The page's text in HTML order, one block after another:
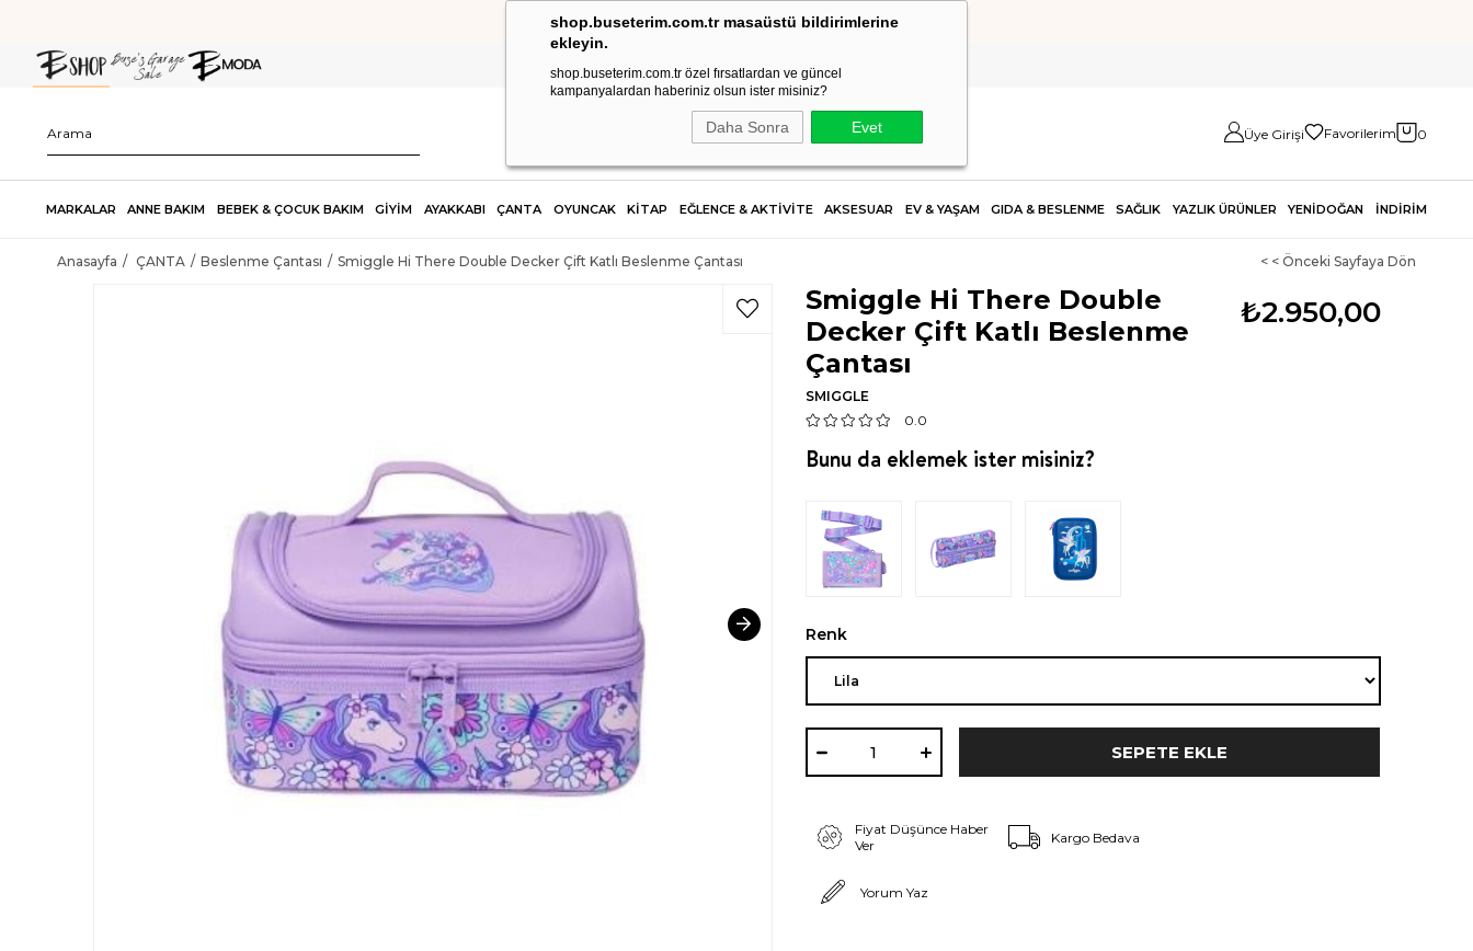
shop.buseterim.com.tr masaüstü bildirimlerine
ekleyin.
shop.buseterim.com.tr özel fırsatlardan ve güncel
kampanyalardan haberiniz olsun ister misiniz?
Daha Sonra Evet
HIZLI KARGO
Üye Girişi Favorilerim 0
MARKALAR ANNE BAKIM BEBEK & ÇOCUK BAKIM GİYİM AYAKKABI ÇANTA OYUNCAK KİTAP EĞLENCE & AKTİVİTE AKSESUAR EV & YAŞAM GIDA & BESLENME SAĞLIK YAZLIK ÜRÜNLER YENİDOĞAN İNDİRİM
Anasayfa ÇANTA Beslenme Çantası Smiggle Hi There Double Decker Çift Katlı Beslenme Çantası < < Önceki Sayfaya Dön
₺2.950,00
Smiggle Hi There Double
Decker Çift Katlı Beslenme
Çantası
SMIGGLE
0.0
Bunu da eklemek ister misiniz?
Renk
Fiyat Düşünce Haber
Ver
Kargo Bedava
Yorum Yaz